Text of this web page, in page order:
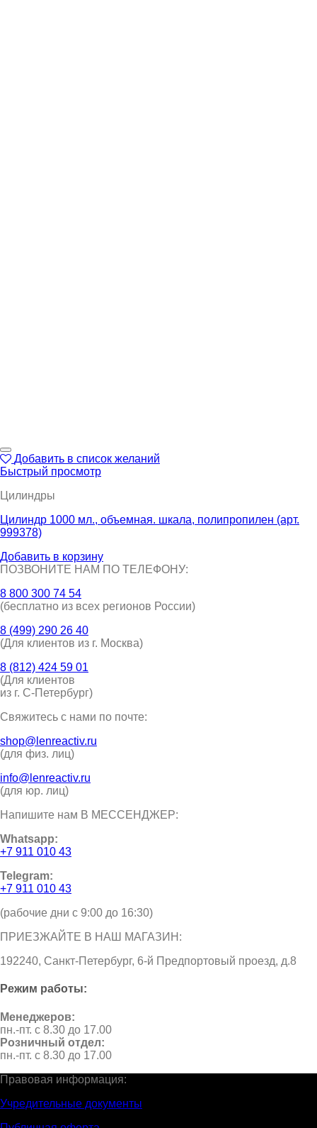
Добавить в список желаний
Быстрый просмотр
Цилиндры
Цилиндр 1000 мл., объемная. шкала, полипропилен (арт.
999378)
Добавить в корзину
ПОЗВОНИТЕ НАМ ПО ТЕЛЕФОНУ:
8 800 300 74 54
(бесплатно из всех регионов России)
8 (499) 290 26 40
(Для клиентов из г. Москва)
8 (812) 424 59 01
(Для клиентов
из г. С-Петербург)
Свяжитесь с нами по почте:
shop@lenreactiv.ru
(для физ. лиц)
info@lenreactiv.ru
(для юр. лиц)
Напишите нам В МЕССЕНДЖЕР:
Whatsapp:
+7 911 010 43
Telegram:
+7 911 010 43
(рабочие дни с 9:00 до 16:30)
ПРИЕЗЖАЙТЕ В НАШ МАГАЗИН:
192240, Санкт-Петербург, 6-й Предпортовый проезд, д.8
Режим работы:
Менеджеров:
пн.-пт. с 8.30 до 17.00
Розничный отдел:
пн.-пт. с 8.30 до 17.00
Правовая информация:
Учредительные документы